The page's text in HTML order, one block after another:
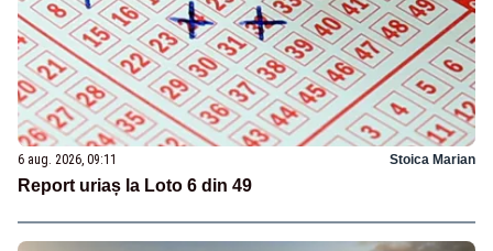
6 aug. 2026, 09:11 Stoica Marian
Report uriaș la Loto 6 din 49